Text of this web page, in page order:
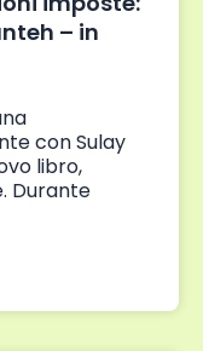
– in
con Sulay
libro,
Durante